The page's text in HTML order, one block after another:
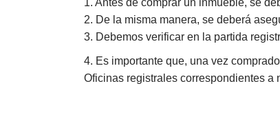
1. Antes de comprar un inmueble, se
2. De la misma manera, se deberá
3. Debemos verificar en la partida
4. Es importante que, una vez
Oficinas registrales correspondientes a